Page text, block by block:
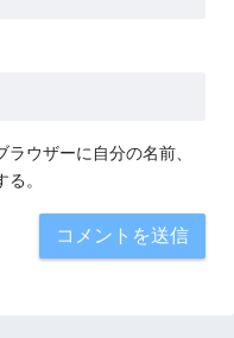
ウザーに自分の名前、
。